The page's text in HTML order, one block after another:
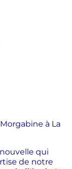
à La
qui
de notre